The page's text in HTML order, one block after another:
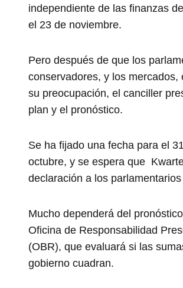
independiente de las finanzas
el 23 de noviembre.
Pero después de que los
conservadores, y los mercados,
su preocupación, el canciller
plan y el pronóstico.
Se ha fijado una fecha para el
octubre, y se espera que
declaración a los
Mucho dependerá del
Oficina de Responsabilidad
(OBR), que evaluará si las
gobierno cuadran.